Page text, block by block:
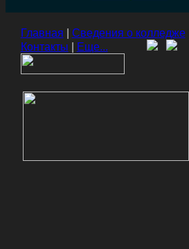
Главная Сведения о колледже|
Контакты
Еще...